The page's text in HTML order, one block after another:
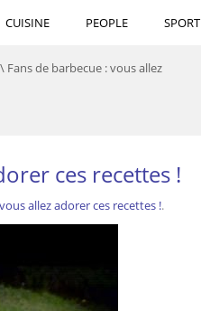
CUISINE PEOPLE SPORT
\ Fans de barbecue : vous allez
ces recettes !
allez adorer ces recettes !.